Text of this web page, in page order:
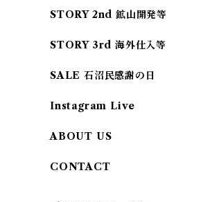
STORY 2nd 鉱山開発等
STORY 3rd 海外仕入等
SALE 石沼民感謝の日
Instagram Live
ABOUT US
CONTACT